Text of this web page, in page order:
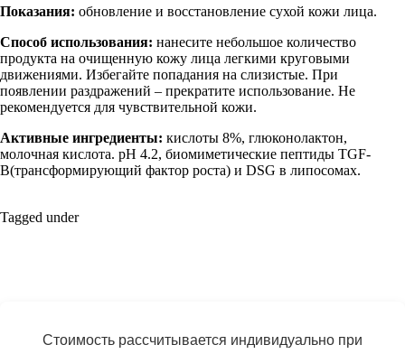
Показания: обновление и восстановление сухой кожи лица.
Способ использования: нанесите небольшое количество
продукта на очищенную кожу лица легкими круговыми
движениями. Избегайте попадания на слизистые. При
появлении раздражений – прекратите использование. Не
рекомендуется для чувствительной кожи.
Активные ингредиенты: кислоты 8%, глюконолактон,
молочная кислота. рH 4.2, биомиметические пептиды TGF-
B(трансформирующий фактор роста) и DSG в липосомах.
Tagged under
Стоимость рассчитывается индивидуально при